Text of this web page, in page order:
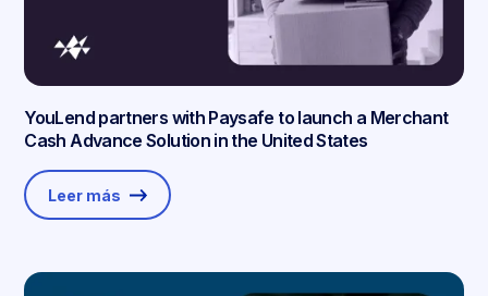
YouLend partners with Paysafe to launch a Merchant
Cash Advance Solution in the United States
Leer más